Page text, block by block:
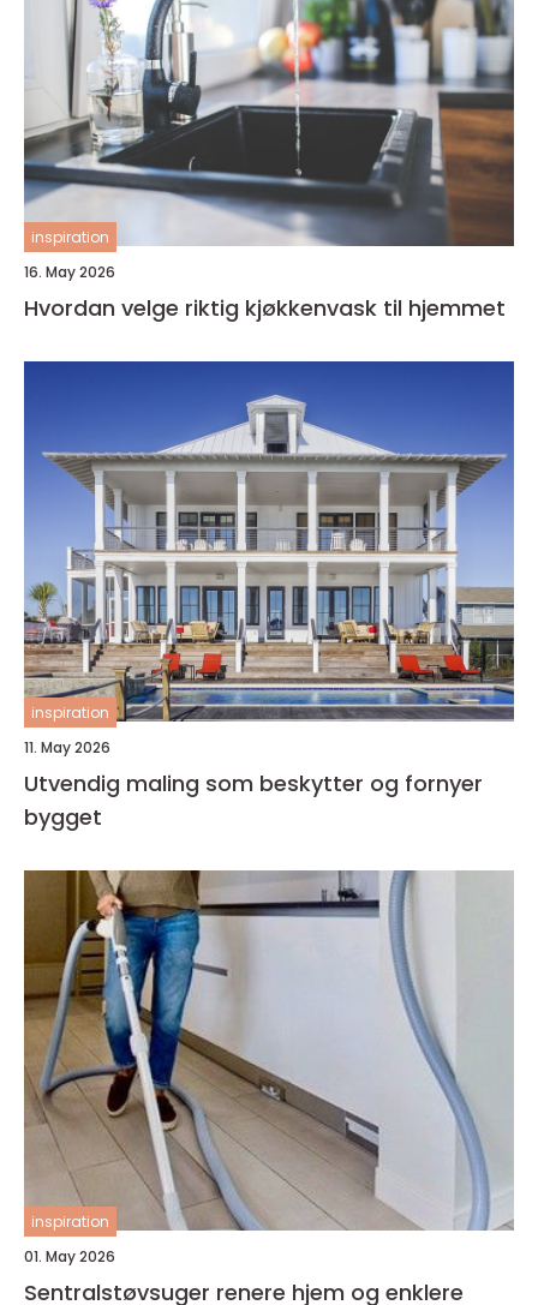
inspiration
16. May 2026
Hvordan velge riktig kjøkkenvask til hjemmet
inspiration
11. May 2026
Utvendig maling som beskytter og fornyer
bygget
inspiration
01. May 2026
Sentralstøvsuger renere hjem og enklere